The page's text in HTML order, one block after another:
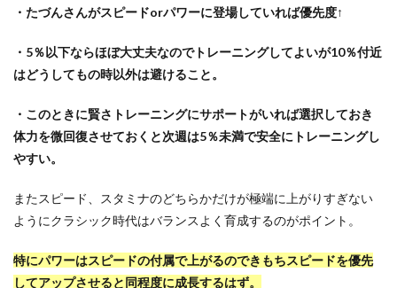
・たづんさんがスピードorパワーに登場していれば優先度↑
・5％以下ならほぼ大丈夫なのでトレーニングしてよいが10％付近
はどうしてもの時以外は避けること。
・このときに賢さトレーニングにサポートがいれば選択しておき
体力を微回復させておくと次週は5％未満で安全にトレーニングし
やすい。
またスピード、スタミナのどちらかだけが極端に上がりすぎない
ようにクラシック時代はバランスよく育成するのがポイント。
特にパワーはスピードの付属で上がるのできもちスピードを優先
してアップさせると同程度に成長するはず。